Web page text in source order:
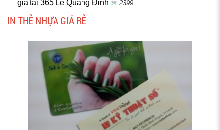
giá tại 365 Lê Quang Định
2399
IN THẺ NHỰA GIÁ RẺ